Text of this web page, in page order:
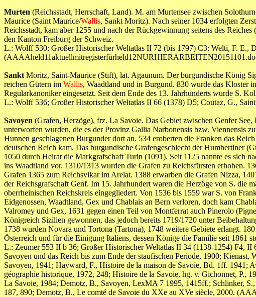
Murten (Reichsstadt, Herrschaft, Land). M. am Murtensee zwischen
Maurice (Saint Maurice/Wallis, Sankt Moritz). Nach seiner 1034 erfolgten
Reichsstadt, kam aber 1255 und nach der Rückgewinnung seitens des
den Kanton Freiburg der Schweiz.
L.: Wolff 530; Großer Historischer Weltatlas II 72 (bis 1797) C3; Welti, F. E.,
Sankt Moritz, Saint-Maurice (Stift), lat. Agaunum. Der burgundische König
reichen Gütern im Wallis, Waadtland und in Burgund. 830 wurde das Kloster
Regularkanoniker eingesetzt. Seit dem Ende des 13. Jahrhunderts wurde S.
L.: Wolff 536; Großer Historischer Weltatlas II 66 (1378) D5; Coutaz, G.,
Savoyen (Grafen, Herzöge), frz. La Savoie. Das Gebiet zwischen Genfer
unterworfen wurden, die es der Provinz Gallia Narbonensis bzw. Viennensis
Hunnen geschlagenen Burgunder dort an. 534 eroberten die Franken das
deutschen Reich kam. Das burgundische Grafengeschlecht der Humbertiner
1050 durch Heirat die Markgrafschaft Turin (1091). Seit 1125 nannte es sich
ins Waadtland vor. 1310/1313 wurden die Grafen zu Reichsfürsten erhoben.
Grafen 1365 zum Reichsvikar im Arelat. 1388 erwarben die Grafen Nizza,
der Reichsgrafschaft Genf. Im 15. Jahrhundert waren die Herzöge von S. die
oberrheinischen Reichskreis eingegliedert. Von 1536 bis 1559 war S. von
Eidgenossen, Waadtland, Gex und Chablais an Bern verloren, doch kam
Valromey und Gex, 1631 gegen einen Teil von Montferrat auch Pinerolo
Königreich Sizilien gewonnen, das jedoch bereits 1719/1720 unter
1738 wurden Novara und Tortona (Tartona), 1748 weitere Gebiete erlangt.
Österreich und für die Einigung Italiens, dessen Könige die Familie seit 1861
L.: Zeumer 553 II b 36; Großer Historischer Weltatlas II 34 (1138-1254) F4,
Savoyen und das Reich bis zum Ende der staufischen Periode, 1900;
Savoyen, 1941; Hayward, F., Histoire de la maison de Savoie, Bd. 1ff. 1941;
géographie historique, 1972, 248; Histoire de la Savoie, hg. v. Gichonnet, P.,
La Savoie, 1984; Demotz, B., Savoyen, LexMA 7 1995, 1415ff.; Schlinker,
187, 890; Demotz, B., Le comté de Savoie du XXe au XVe siècle, 2000.